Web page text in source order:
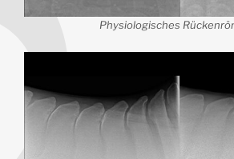
Physiologisches